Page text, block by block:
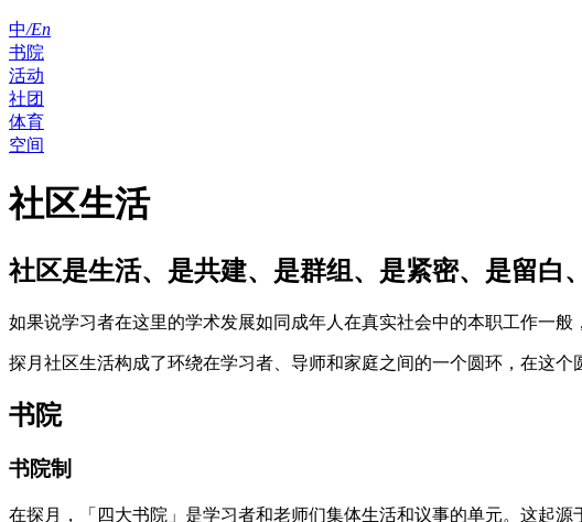
中/En
书院
活动
社团
体育
空间
社区生活
社区是生活、是共建、是群组、是紧密、是留白
如果说学习者在这里的学术发展如同成年人在真实社会中的本职工作一
探月社区生活构成了环绕在学习者、导师和家庭之间的一个圆环，在这个
书院
书院制
在探月，「四大书院」是学习者和老师们集体生活和议事的单元。这起